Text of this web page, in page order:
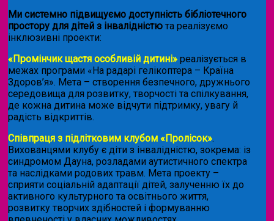
Ми системно підвищуємо доступність бібліотечного
простору для дітей з інвалідністю та реалізуємо
інклюзивні проекти:
«Промінчик щастя особливій дитині» реалізується в
межах програми «На радарі гелікоптера – Країна
Здоров’я». Мета – створення безпечного, дружнього
середовища для розвитку, творчості та спілкування,
де кожна дитина може відчути підтримку, увагу й
радість відкриттів.
Співпраця з підлітковим клубом «Пролісок».
Вихованцями клубу є діти з інвалідністю, зокрема: із
синдромом Дауна, розладами аутистичного спектра
та наслідками родових травм. Мета проекту –
сприяти соціальній адаптації дітей, залученню їх до
активного культурного та освітнього життя,
розвитку творчих здібностей і формуванню